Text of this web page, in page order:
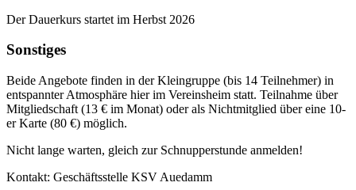
Der Dauerkurs startet im Herbst 2026
Sonstiges
Beide Angebote finden in der Kleingruppe (bis 14 Teilnehmer) in
entspannter Atmosphäre hier im Vereinsheim statt. Teilnahme über
Mitgliedschaft (13 € im Monat) oder als Nichtmitglied über eine 10-
er Karte (80 €) möglich.
Nicht lange warten, gleich zur Schnupperstunde anmelden!
Kontakt: Geschäftsstelle KSV Auedamm